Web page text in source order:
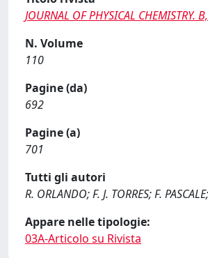
JOURNAL OF PHYSICAL CHEMISTRY.
N. Volume
110
Pagine (da)
692
Pagine (a)
701
Tutti gli autori
R. ORLANDO; F. J. TORRES; F.
Appare nelle tipologie:
03A-Articolo su Rivista